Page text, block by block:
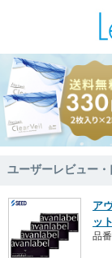
ユーザーレビュー・
ア
ッ
品